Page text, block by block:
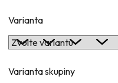
Varianta
Varianta skupiny